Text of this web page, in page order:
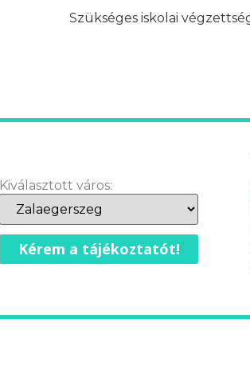
Szükséges iskolai
Kiválasztott város:
Kérem a tájékoztatót!